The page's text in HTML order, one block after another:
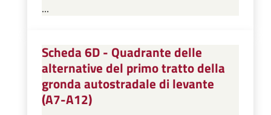
...
Scheda 6D - Quadrante delle
alternative del primo tratto della
gronda autostradale di levante
(A7-A12)